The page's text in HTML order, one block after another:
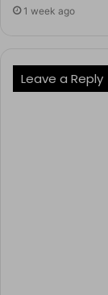
1 week ago
Leave a Reply